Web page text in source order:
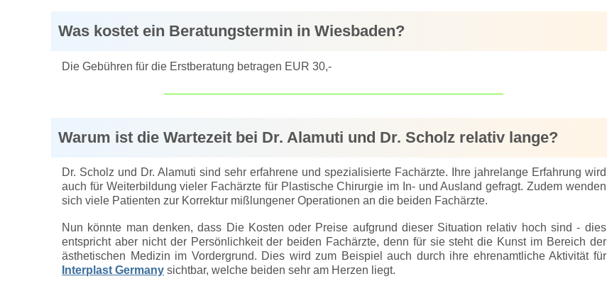
Was kostet ein Beratungstermin in Wiesbaden?
Die Gebühren für die Erstberatung betragen EUR 30,-
Warum ist die Wartezeit bei Dr. Alamuti und Dr. Scholz relativ lange?
Dr. Scholz und Dr. Alamuti sind sehr erfahrene und spezialisierte Fachärzte. Ihre jahrelange Erfahrung wird
auch für Weiterbildung vieler Fachärzte für Plastische Chirurgie im In- und Ausland gefragt. Zudem wenden
sich viele Patienten zur Korrektur mißlungener Operationen an die beiden Fachärzte.
Nun könnte man denken, dass Die Kosten oder Preise aufgrund dieser Situation relativ hoch sind - dies
entspricht aber nicht der Persönlichkeit der beiden Fachärzte, denn für sie steht die Kunst im Bereich der
ästhetischen Medizin im Vordergrund. Dies wird zum Beispiel auch durch ihre ehrenamtliche Aktivität für
Interplast Germany sichtbar, welche beiden sehr am Herzen liegt.